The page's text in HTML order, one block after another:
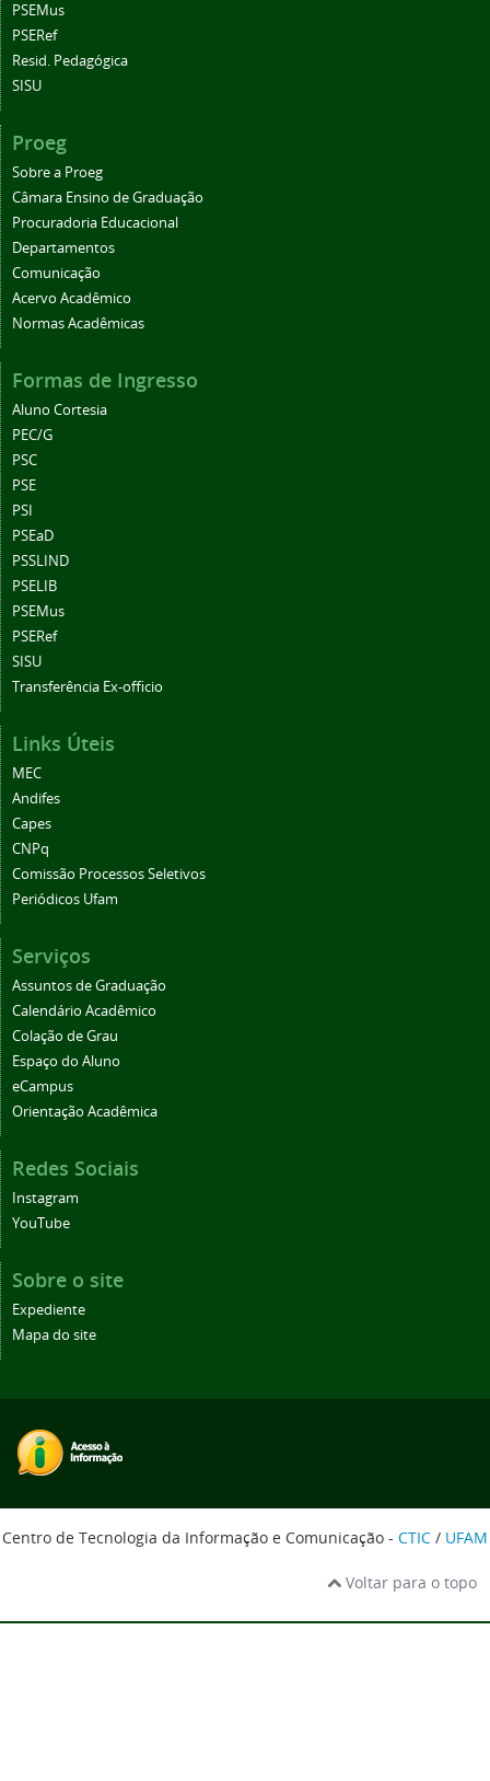
PSEMus
PSERef
Resid. Pedagógica
SISU
Proeg
Sobre a Proeg
Câmara Ensino de Graduação
Procuradoria Educacional
Departamentos
Comunicação
Acervo Acadêmico
Normas Acadêmicas
Formas de Ingresso
Aluno Cortesia
PEC/G
PSC
PSE
PSI
PSEaD
PSSLIND
PSELIB
PSEMus
PSERef
SISU
Transferência Ex-officio
Links Úteis
MEC
Andifes
Capes
CNPq
Comissão Processos Seletivos
Periódicos Ufam
Serviços
Assuntos de Graduação
Calendário Acadêmico
Colação de Grau
Espaço do Aluno
eCampus
Orientação Acadêmica
Redes Sociais
Instagram
YouTube
Sobre o site
Expediente
Mapa do site
Centro de Tecnologia da Informação e Comunicação - CTIC / UFAM
Voltar para o topo